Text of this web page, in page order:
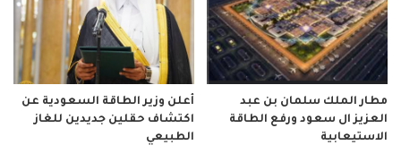
مطار الملك سلمان بن عبد
العزيز ال سعود ورفع الطاقة
الاستيعابية
أعلن وزير الطاقة السعودية عن
اكتشاف حقلين جديدين للغاز
الطبيعي